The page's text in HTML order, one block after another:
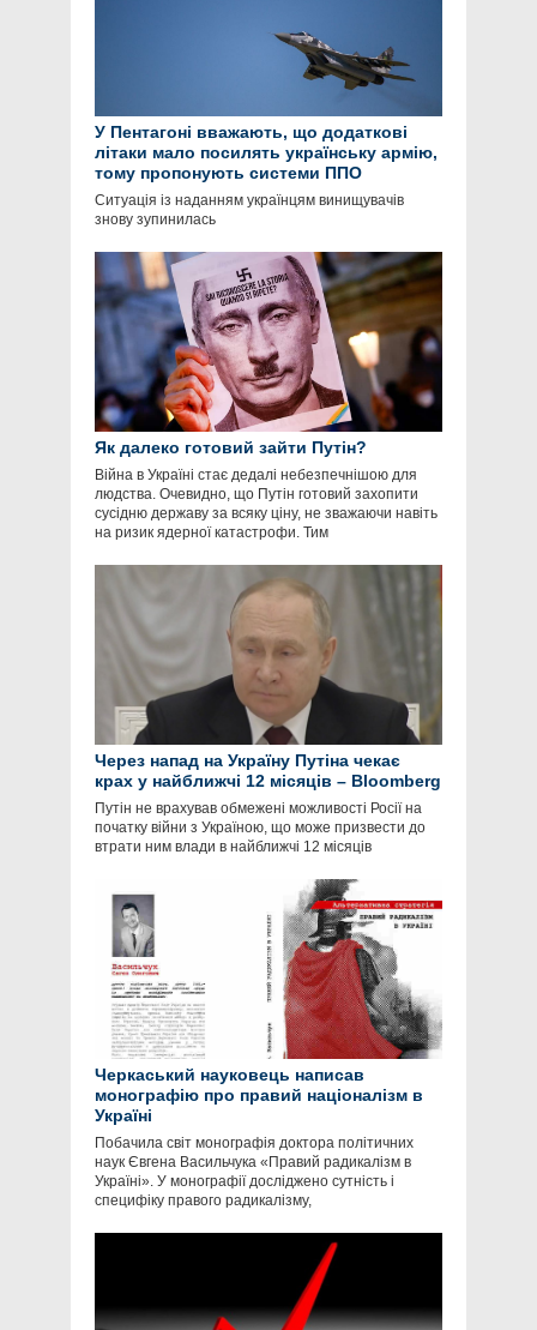
У Пентагоні вважають, що додаткові
літаки мало посилять українську армію,
тому пропонують системи ППО
Ситуація із наданням українцям винищувачів
знову зупинилась
Як далеко готовий зайти Путін?
Війна в Україні стає дедалі небезпечнішою для
людства. Очевидно, що Путін готовий захопити
сусідню державу за всяку ціну, не зважаючи навіть
на ризик ядерної катастрофи. Тим
Через напад на Україну Путіна чекає
крах у найближчі 12 місяців – Bloomberg
Путін не врахував обмежені можливості Росії на
початку війни з Україною, що може призвести до
втрати ним влади в найближчі 12 місяців
Черкаський науковець написав
монографію про правий націоналізм в
Україні
Побачила світ монографія доктора політичних
наук Євгена Васильчука «Правий радикалізм в
Україні». У монографії досліджено сутність і
специфіку правого радикалізму,